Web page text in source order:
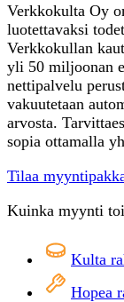
Verkkokulta Oy
luotettavaksi
Verkkokullan
yli 50 miljoonan
nettipalvelu
vakuutetaan
arvosta.
sopia ottamalla
Tilaa
Kuinka myynti
Kulta
Hopea